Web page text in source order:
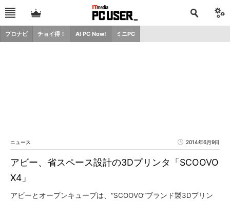
プロナビ チョイ得！ AI PC Now! ミニPC
ニュース 2014年6月9日
アビー、省スペース設計の3Dプリンタ「SCOOVO
X4」
アビーとオープンキューブは、“SCOOVO”ブランド製3Dプリン